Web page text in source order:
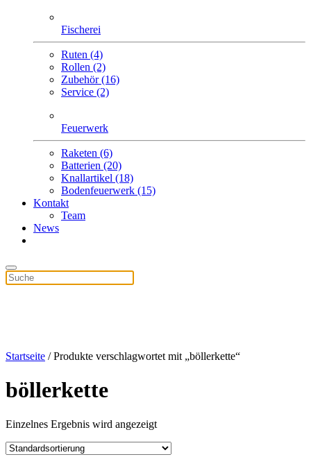
Fischerei
Ruten (4)
Rollen (2)
Zubehör (16)
Service (2)
Feuerwerk
Raketen (6)
Batterien (20)
Knallartikel (18)
Bodenfeuerwerk (15)
Kontakt
Team
News
Startseite / Produkte verschlagwortet mit „böllerkette“
böllerkette
Einzelnes Ergebnis wird angezeigt